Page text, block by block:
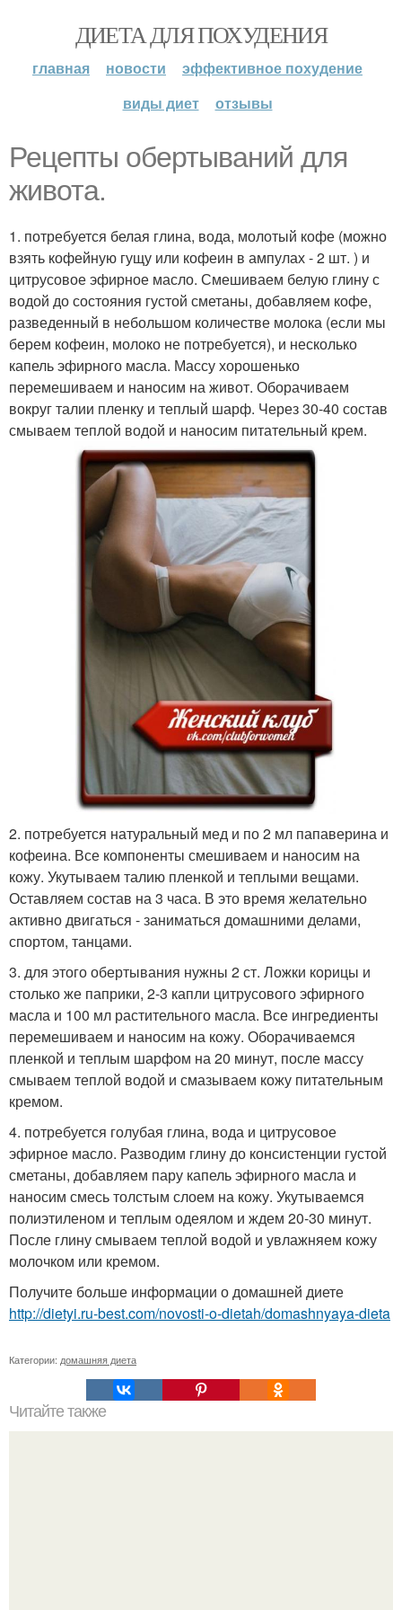
ДИЕТА ДЛЯ ПОХУДЕНИЯ
главная новости
эффективное похудение
виды диет
отзывы
Рецепты обертываний для
живота.
1. потребуется белая глина, вода, молотый кофе (можно
взять кофейную гущу или кофеин в ампулах - 2 шт. ) и
цитрусовое эфирное масло. Смешиваем белую глину с
водой до состояния густой сметаны, добавляем кофе,
разведенный в небольшом количестве молока (если мы
берем кофеин, молоко не потребуется), и несколько
капель эфирного масла. Массу хорошенько
перемешиваем и наносим на живот. Оборачиваем
вокруг талии пленку и теплый шарф. Через 30-40 состав
смываем теплой водой и наносим питательный крем.
2. потребуется натуральный мед и по 2 мл папаверина и
кофеина. Все компоненты смешиваем и наносим на
кожу. Укутываем талию пленкой и теплыми вещами.
Оставляем состав на 3 часа. В это время желательно
активно двигаться - заниматься домашними делами,
спортом, танцами.
3. для этого обертывания нужны 2 ст. Ложки корицы и
столько же паприки, 2-3 капли цитрусового эфирного
масла и 100 мл растительного масла. Все ингредиенты
перемешиваем и наносим на кожу. Оборачиваемся
пленкой и теплым шарфом на 20 минут, после массу
смываем теплой водой и смазываем кожу питательным
кремом.
4. потребуется голубая глина, вода и цитрусовое
эфирное масло. Разводим глину до консистенции густой
сметаны, добавляем пару капель эфирного масла и
наносим смесь толстым слоем на кожу. Укутываемся
полиэтиленом и теплым одеялом и ждем 20-30 минут.
После глину смываем теплой водой и увлажняем кожу
молочком или кремом.
Получите больше информации о домашней диете
http://dietyi.ru-best.com/novosti-o-dietah/domashnyaya-dieta
Категории: домашняя диета
Читайте также